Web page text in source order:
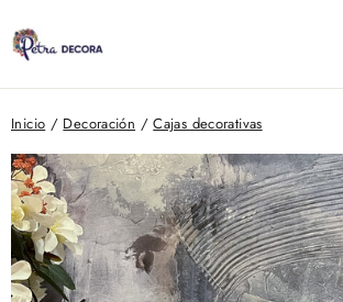
directamente
contenido
Inicio / Decoración / Cajas decorativas